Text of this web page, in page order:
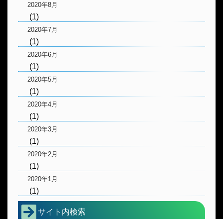
2020年8月
(1)
2020年7月
(1)
2020年6月
(1)
2020年5月
(1)
2020年4月
(1)
2020年3月
(1)
2020年2月
(1)
2020年1月
(1)
サイト内検索